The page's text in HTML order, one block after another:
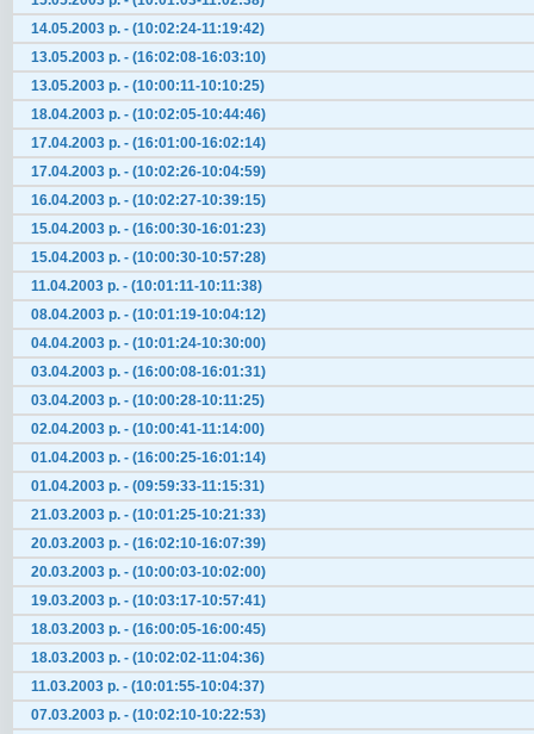
14.05.2003 р. - (10:02:24-11:19:42)
13.05.2003 р. - (16:02:08-16:03:10)
13.05.2003 р. - (10:00:11-10:10:25)
18.04.2003 р. - (10:02:05-10:44:46)
17.04.2003 р. - (16:01:00-16:02:14)
17.04.2003 р. - (10:02:26-10:04:59)
16.04.2003 р. - (10:02:27-10:39:15)
15.04.2003 р. - (16:00:30-16:01:23)
15.04.2003 р. - (10:00:30-10:57:28)
11.04.2003 р. - (10:01:11-10:11:38)
08.04.2003 р. - (10:01:19-10:04:12)
04.04.2003 р. - (10:01:24-10:30:00)
03.04.2003 р. - (16:00:08-16:01:31)
03.04.2003 р. - (10:00:28-10:11:25)
02.04.2003 р. - (10:00:41-11:14:00)
01.04.2003 р. - (16:00:25-16:01:14)
01.04.2003 р. - (09:59:33-11:15:31)
21.03.2003 р. - (10:01:25-10:21:33)
20.03.2003 р. - (16:02:10-16:07:39)
20.03.2003 р. - (10:00:03-10:02:00)
19.03.2003 р. - (10:03:17-10:57:41)
18.03.2003 р. - (16:00:05-16:00:45)
18.03.2003 р. - (10:02:02-11:04:36)
11.03.2003 р. - (10:01:55-10:04:37)
07.03.2003 р. - (10:02:10-10:22:53)